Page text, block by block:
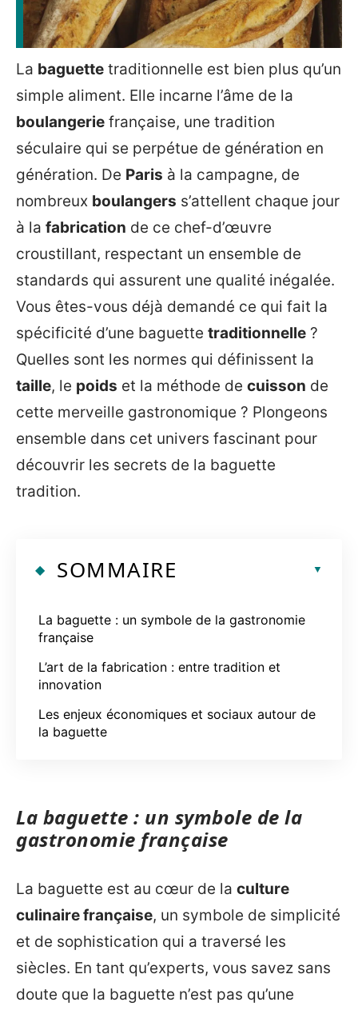
La baguette traditionnelle est bien plus qu’un
simple aliment. Elle incarne l’âme de la
boulangerie française, une tradition
séculaire qui se perpétue de génération en
génération. De Paris à la campagne, de
nombreux boulangers s’attellent chaque jour
à la fabrication de ce chef-d’œuvre
croustillant, respectant un ensemble de
standards qui assurent une qualité inégalée.
Vous êtes-vous déjà demandé ce qui fait la
spécificité d’une baguette traditionnelle ?
Quelles sont les normes qui définissent la
taille, le poids et la méthode de cuisson de
cette merveille gastronomique ? Plongeons
ensemble dans cet univers fascinant pour
découvrir les secrets de la baguette
tradition.
SOMMAIRE
La baguette : un symbole de la gastronomie
française
L’art de la fabrication : entre tradition et
innovation
Les enjeux économiques et sociaux autour de
la baguette
La baguette : un symbole de la
gastronomie française
La baguette est au cœur de la culture
culinaire française, un symbole de simplicité
et de sophistication qui a traversé les
siècles. En tant qu’experts, vous savez sans
doute que la baguette n’est pas qu’une